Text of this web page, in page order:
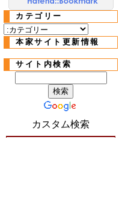
カテゴリー
本家サイト更新情報
サイト内検索
カスタム検索